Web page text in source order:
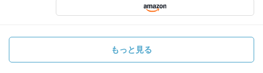
もっと見る